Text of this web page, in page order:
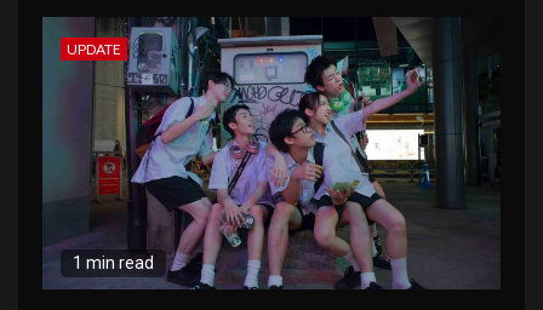
UPDATE
1 min read